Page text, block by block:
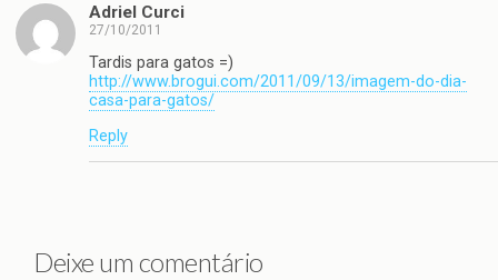
Adriel Curci
27/10/2011
Tardis para gatos =)
http://www.brogui.com/2011/09/13/imagem-do-dia-
casa-para-gatos/
Reply
Deixe um comentário